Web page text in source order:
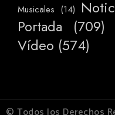
Musicales (14)
Portada (709)
Vídeo (574)